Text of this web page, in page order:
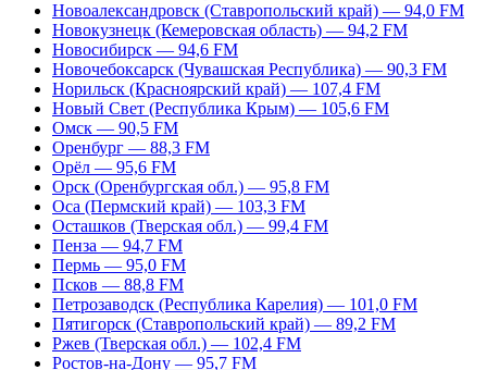
Новоалександровск (Ставропольский край) — 94,0 FM
Новокузнецк (Кемеровская область) — 94,2 FM
Новосибирск — 94,6 FM
Новочебоксарск (Чувашская Республика) — 90,3 FM
Норильск (Красноярский край) — 107,4 FM
Новый Свет (Республика Крым) — 105,6 FM
Омск — 90,5 FM
Оренбург — 88,3 FM
Орёл — 95,6 FM
Орск (Оренбургская обл.) — 95,8 FM
Оса (Пермский край) — 103,3 FM
Осташков (Тверская обл.) — 99,4 FM
Пенза — 94,7 FM
Пермь — 95,0 FM
Псков — 88,8 FM
Петрозаводск (Республика Карелия) — 101,0 FM
Пятигорск (Ставропольский край) — 89,2 FM
Ржев (Тверская обл.) — 102,4 FM
Ростов-на-Дону — 95,7 FM